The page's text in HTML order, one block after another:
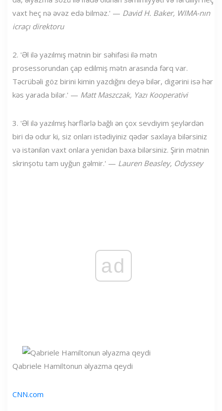
vaxt heç nə əvəz edə bilməz.' — David H. Baker, WIMA-nın
icraçı direktoru
2. 'Əl ilə yazılmış mətnin bir səhifəsi ilə mətn
prosessorundan çap edilmiş mətn arasında fərq var.
Təcrübəli göz birini kimin yazdığını deyə bilər, digərini isə hər
kəs yarada bilər.' — Matt Maszczak, Yazı Kooperativi
3. 'Əl ilə yazılmış hərflərlə bağlı ən çox sevdiyim şeylərdən
biri də odur ki, siz onları istədiyiniz qədər saxlaya bilərsiniz
və istənilən vaxt onlara yenidən baxa bilərsiniz. Şirin mətnin
skrinşotu tam uyğun gəlmir.' — Lauren Beasley, Odyssey
ad
Qabriele Hamiltonun əlyazma qeydi
CNN.com